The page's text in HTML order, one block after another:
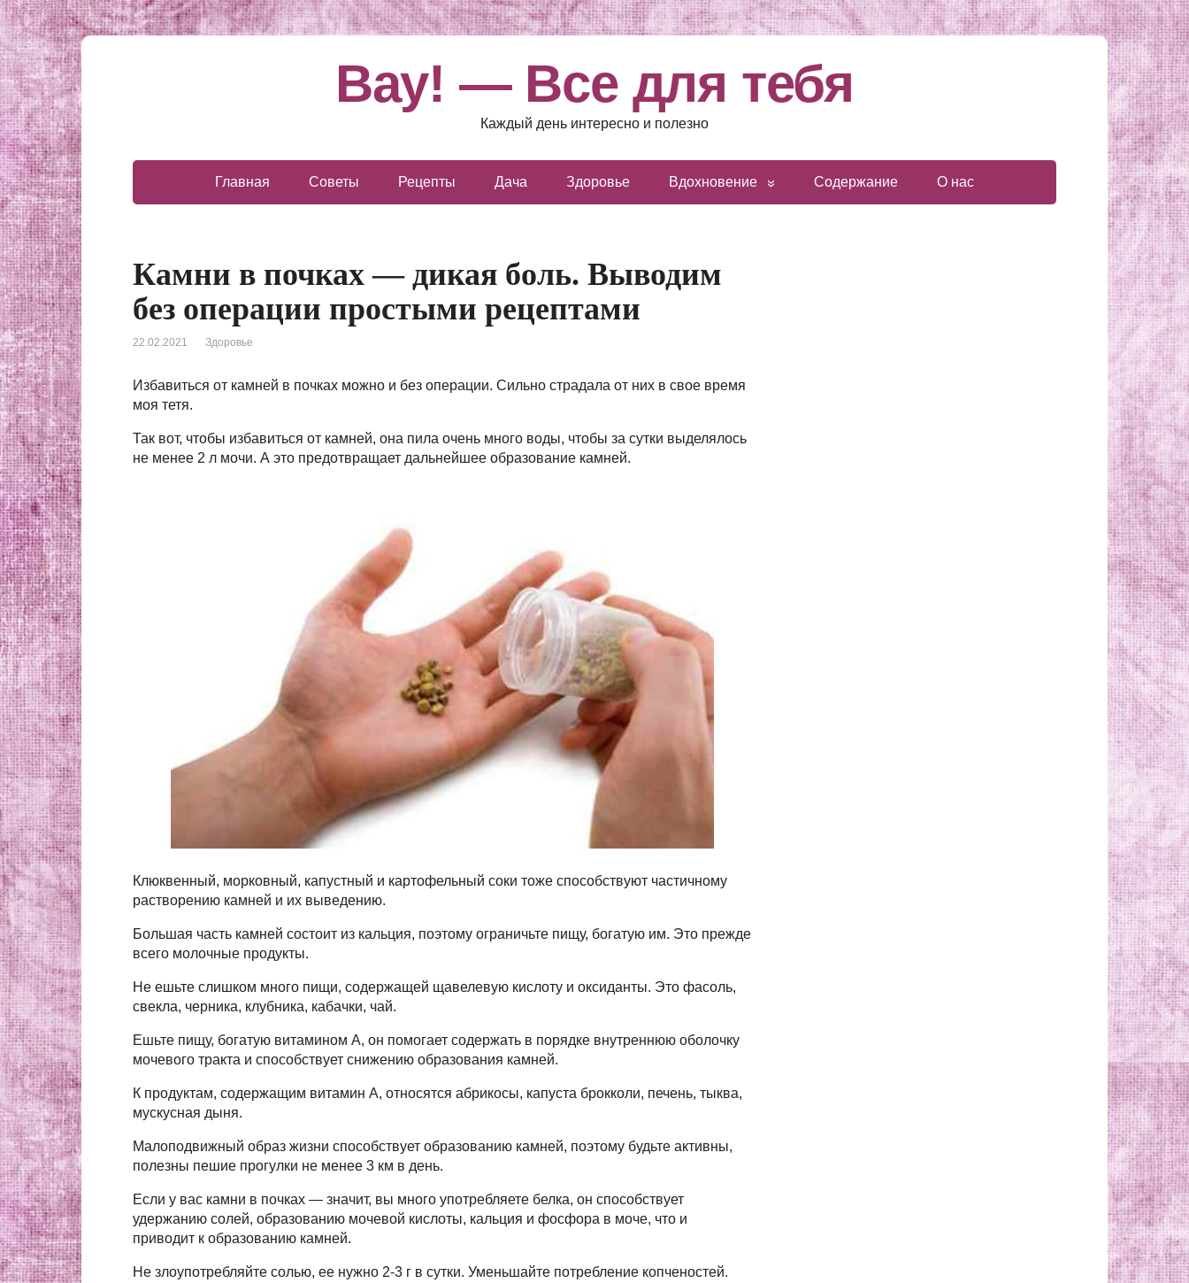
Вау! — Все для тебя
Каждый день интересно и полезно
Главная Советы Рецепты Дача Здоровье Вдохновение Содержание О нас
Камни в почках — дикая боль. Выводим
без операции простыми рецептами
22.02.2021 Здоровье
Избавиться от камней в почках можно и без операции. Сильно страдала от них в свое время
моя тетя.
Так вот, чтобы избавиться от камней, она пила очень много воды, чтобы за сутки выделялось
не менее 2 л мочи. А это предотвращает дальнейшее образование камней.
Клюквенный, морковный, капустный и картофельный соки тоже способствуют частичному
растворению камней и их выведению.
Большая часть камней состоит из кальция, поэтому ограничьте пищу, богатую им. Это прежде
всего молочные продукты.
Не ешьте слишком много пищи, содержащей щавелевую кислоту и оксиданты. Это фасоль,
свекла, черника, клубника, кабачки, чай.
Ешьте пищу, богатую витамином А, он помогает содержать в порядке внутреннюю оболочку
мочевого тракта и способствует снижению образования камней.
К продуктам, содержащим витамин А, относятся абрикосы, капуста брокколи, печень, тыква,
мускусная дыня.
Малоподвижный образ жизни способствует образованию камней, поэтому будьте активны,
полезны пешие прогулки не менее 3 км в день.
Если у вас камни в почках — значит, вы много употребляете белка, он способствует
удержанию солей, образованию мочевой кислоты, кальция и фосфора в моче, что и
приводит к образованию камней.
Не злоупотребляйте солью, ее нужно 2-3 г в сутки. Уменьшайте потребление копченостей.